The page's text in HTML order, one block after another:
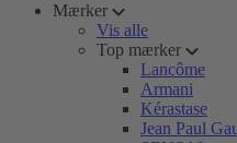
Mærker
Vis alle
Top mærker
Lancôme
Armani
Kérastase
Jean Paul